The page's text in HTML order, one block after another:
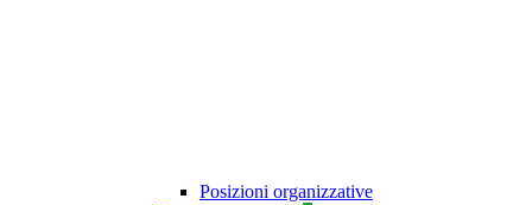
Posizioni organizzative